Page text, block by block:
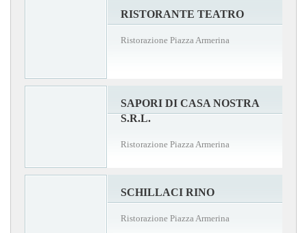
RISTORANTE TEATRO
Ristorazione Piazza Armerina
SAPORI DI CASA NOSTRA
S.R.L.
Ristorazione Piazza Armerina
SCHILLACI RINO
Ristorazione Piazza Armerina